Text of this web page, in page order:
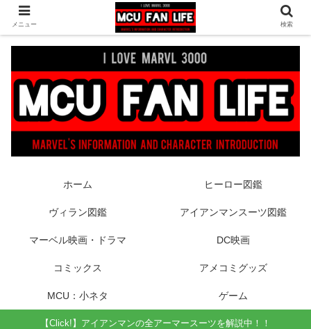
ヒーロー映画やコミック、フィギュアなどマーベル最新情報をお届け！時々
DCもあり！
ホーム ヒーロー図鑑
ヴィラン図鑑 アイアンマンスーツ図鑑
マーベル映画・ドラマ DC映画
コミックス アメコミグッズ
MCU：小ネタ ゲーム
【Click!】アイアンマンの全アーマースーツを解説中！！
メニュー 検索